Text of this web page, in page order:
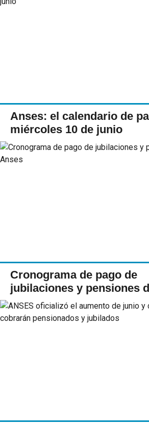
Anses: el calendario de
miércoles 10 de junio
Cronograma de pago de
jubilaciones y pensiones